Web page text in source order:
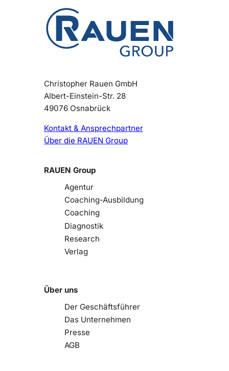
Christopher Rauen GmbH
Albert-Einstein-Str. 28
49076 Osnabrück
Kontakt & Ansprechpartner
Über die RAUEN Group
RAUEN Group
Agentur
Coaching-Ausbildung
Coaching
Diagnostik
Research
Verlag
Über uns
Der Geschäftsführer
Das Unternehmen
Presse
AGB